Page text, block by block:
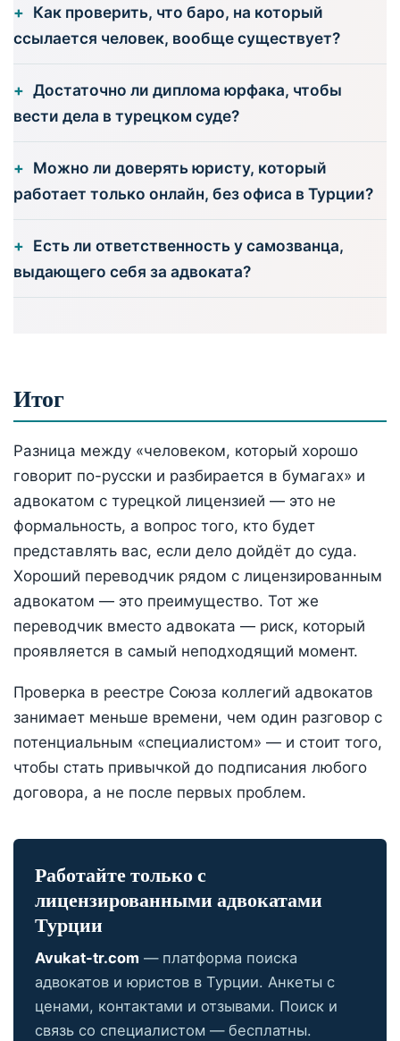
Как проверить, что баро, на который
ссылается человек, вообще существует?
Достаточно ли диплома юрфака, чтобы
вести дела в турецком суде?
Можно ли доверять юристу, который
работает только онлайн, без офиса в Турции?
Есть ли ответственность у самозванца,
выдающего себя за адвоката?
Итог
Разница между «человеком, который хорошо
говорит по-русски и разбирается в бумагах» и
адвокатом с турецкой лицензией — это не
формальность, а вопрос того, кто будет
представлять вас, если дело дойдёт до суда.
Хороший переводчик рядом с лицензированным
адвокатом — это преимущество. Тот же
переводчик вместо адвоката — риск, который
проявляется в самый неподходящий момент.
Проверка в реестре Союза коллегий адвокатов
занимает меньше времени, чем один разговор с
потенциальным «специалистом» — и стоит того,
чтобы стать привычкой до подписания любого
договора, а не после первых проблем.
Работайте только с
лицензированными адвокатами
Турции
Avukat-tr.com — платформа поиска
адвокатов и юристов в Турции. Анкеты с
ценами, контактами и отзывами. Поиск и
связь со специалистом — бесплатны.